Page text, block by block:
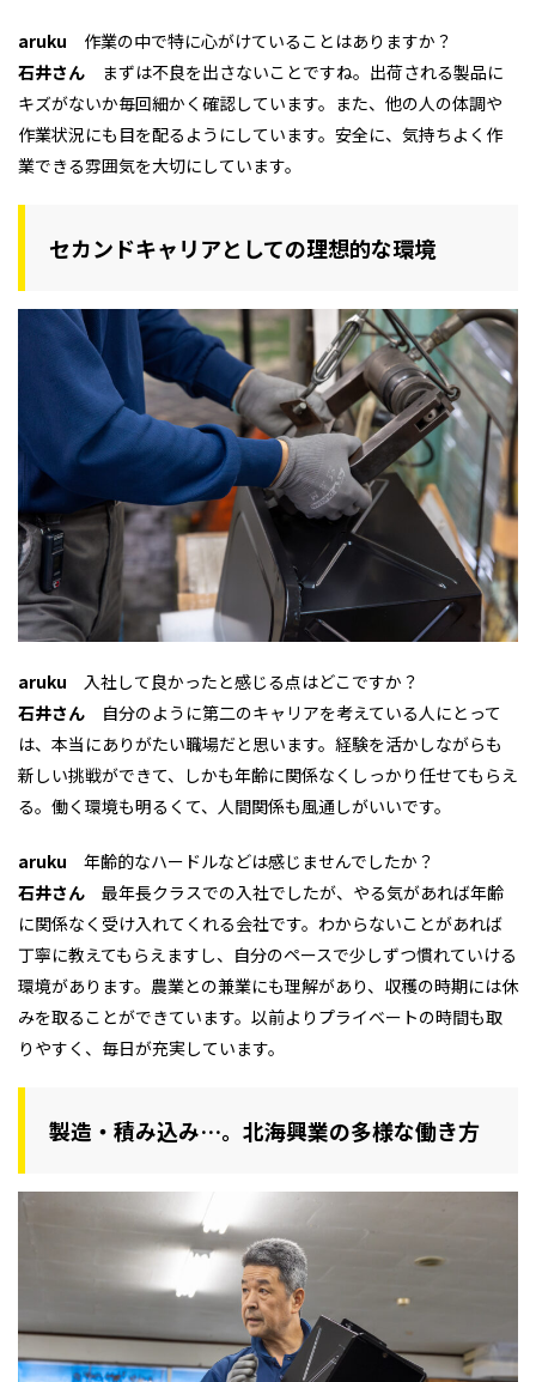
aruku 作業の中で特に心がけていることはありますか？
石井さん まずは不良を出さないことですね。出荷される製品に
キズがないか毎回細かく確認しています。また、他の人の体調や
作業状況にも目を配るようにしています。安全に、気持ちよく作
業できる雰囲気を大切にしています。
セカンドキャリアとしての理想的な環境
aruku 入社して良かったと感じる点はどこですか？
石井さん 自分のように第二のキャリアを考えている人にとって
は、本当にありがたい職場だと思います。経験を活かしながらも
新しい挑戦ができて、しかも年齢に関係なくしっかり任せてもらえ
る。働く環境も明るくて、人間関係も風通しがいいです。
aruku 年齢的なハードルなどは感じませんでしたか？
石井さん 最年長クラスでの入社でしたが、やる気があれば年齢
に関係なく受け入れてくれる会社です。わからないことがあれば
丁寧に教えてもらえますし、自分のペースで少しずつ慣れていける
環境があります。農業との兼業にも理解があり、収穫の時期には休
みを取ることができています。以前よりプライベートの時間も取
りやすく、毎日が充実しています。
製造・積み込み…。北海興業の多様な働き方